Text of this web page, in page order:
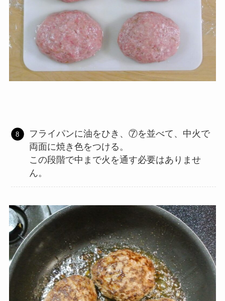
フライパンに油をひき、⑦を並べて、中火で
両面に焼き色をつける。
この段階で中まで火を通す必要はありませ
ん。